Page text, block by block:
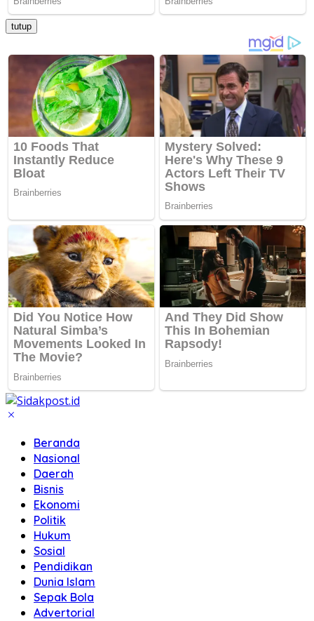
tutup
Beranda
Nasional
Daerah
Bisnis
Ekonomi
Politik
Hukum
Sosial
Pendidikan
Dunia Islam
Sepak Bola
Advertorial